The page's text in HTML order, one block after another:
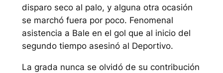
disparo seco al palo, y alguna otra ocasión
se marchó fuera por poco. Fenomenal
asistencia a Bale en el gol que al inicio del
segundo tiempo asesinó al Deportivo.
La grada nunca se olvidó de su contribución